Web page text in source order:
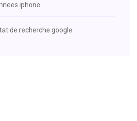
iphone
de recherche google